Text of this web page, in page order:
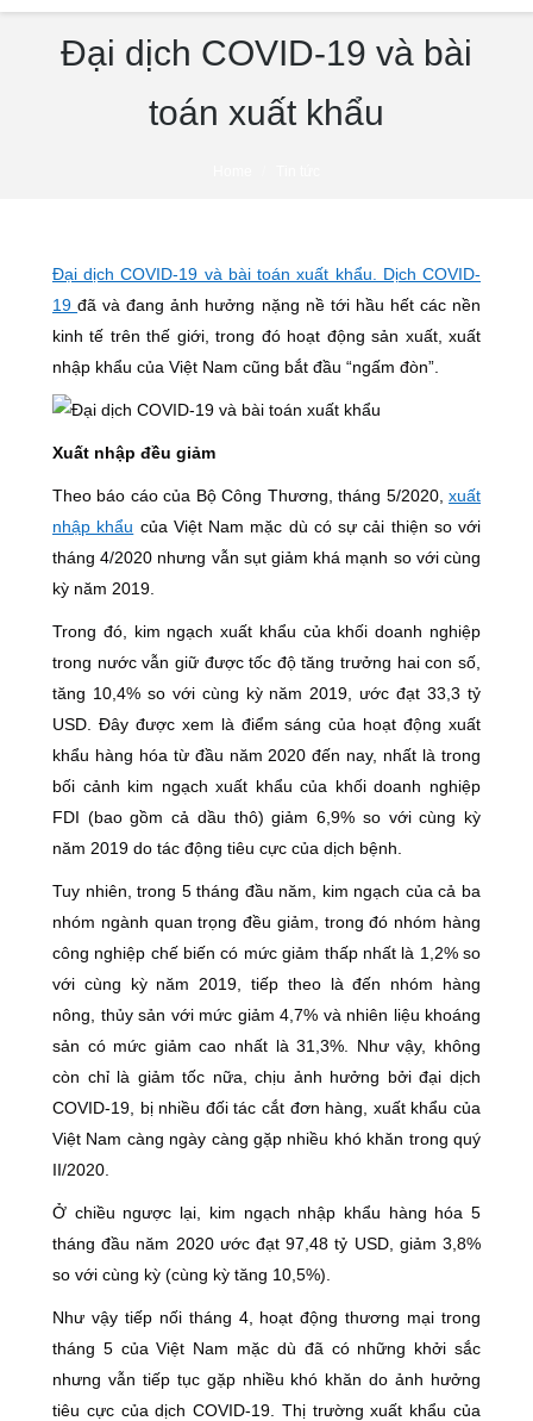
Đại dịch COVID-19 và bài
toán xuất khẩu
Đại dịch COVID-19 và bài toán xuất khẩu. Dịch COVID-
19đã và đang ảnh hưởng nặng nề tới hầu hết các nền
kinh tế trên thế giới, trong đó hoạt động sản xuất, xuất
nhập khẩu của Việt Nam cũng bắt đầu “ngấm đòn”.
Xuất nhập đều giảm
Theo báo cáo của Bộ Công Thương, tháng 5/2020, xuất
nhập khẩu của Việt Nam mặc dù có sự cải thiện so với
tháng 4/2020 nhưng vẫn sụt giảm khá mạnh so với cùng
kỳ năm 2019.
Trong đó, kim ngạch xuất khẩu của khối doanh nghiệp
trong nước vẫn giữ được tốc độ tăng trưởng hai con số,
tăng 10,4% so với cùng kỳ năm 2019, ước đạt 33,3 tỷ
USD. Đây được xem là điểm sáng của hoạt động xuất
khẩu hàng hóa từ đầu năm 2020 đến nay, nhất là trong
bối cảnh kim ngạch xuất khẩu của khối doanh nghiệp
FDI (bao gồm cả dầu thô) giảm 6,9% so với cùng kỳ
năm 2019 do tác động tiêu cực của dịch bệnh.
Tuy nhiên, trong 5 tháng đầu năm, kim ngạch của cả ba
nhóm ngành quan trọng đều giảm, trong đó nhóm hàng
công nghiệp chế biến có mức giảm thấp nhất là 1,2% so
với cùng kỳ năm 2019, tiếp theo là đến nhóm hàng
nông, thủy sản với mức giảm 4,7% và nhiên liệu khoáng
sản có mức giảm cao nhất là 31,3%. Như vậy, không
còn chỉ là giảm tốc nữa, chịu ảnh hưởng bởi đại dịch
COVID-19, bị nhiều đối tác cắt đơn hàng, xuất khẩu của
Việt Nam càng ngày càng gặp nhiều khó khăn trong quý
II/2020.
Ở chiều ngược lại, kim ngạch nhập khẩu hàng hóa 5
tháng đầu năm 2020 ước đạt 97,48 tỷ USD, giảm 3,8%
so với cùng kỳ (cùng kỳ tăng 10,5%).
Như vậy tiếp nối tháng 4, hoạt động thương mại trong
tháng 5 của Việt Nam mặc dù đã có những khởi sắc
nhưng vẫn tiếp tục gặp nhiều khó khăn do ảnh hưởng
tiêu cực của dịch COVID-19. Thị trường xuất khẩu của